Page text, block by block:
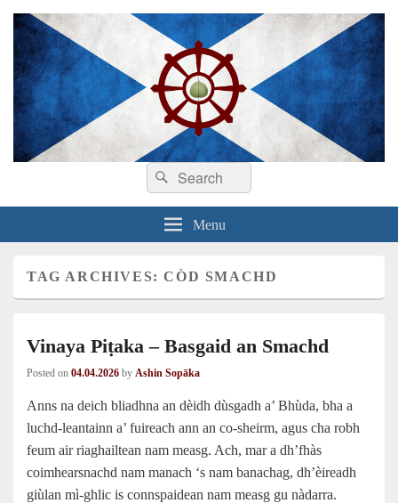
Search
for:
Search
Menu
TAG ARCHIVES:CÒD SMACHD
Vinaya Piṭaka – Basgaid an Smachd
Posted on 04.04.2026 by Ashin Sopāka
Anns na deich bliadhna an dèidh dùsgadh a’ Bhùda, bha a
luchd-leantainn a’ fuireach ann an co-sheirm, agus cha robh
feum air riaghailtean nam measg. Ach, mar a dh’fhàs
coimhearsnachd nam manach ‘s nam banachag, dh’èireadh
giùlan mì-ghlic is connspaidean nam measg gu nàdarra.